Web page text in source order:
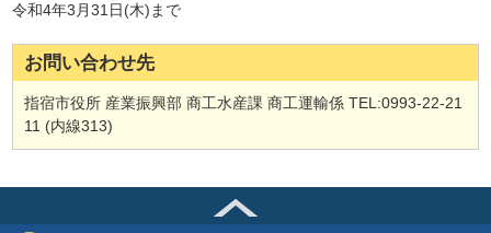
令和4年3月31日(木)まで
お問い合わせ先
指宿市役所 産業振興部 商工水産課 商工運輸係 TEL:0993-22-21
11 (内線313)